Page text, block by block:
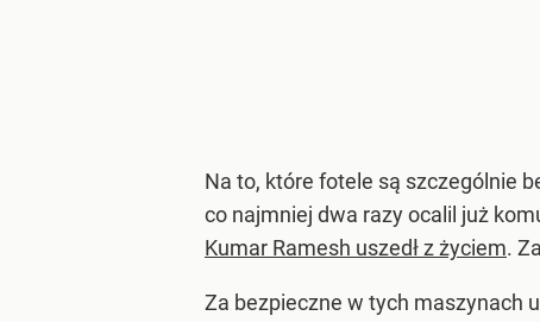
Na to, które fotele są szczególnie
co najmniej dwa razy ocalil już
Kumar Ramesh uszedł z życiem.
Za bezpieczne w tych maszynach